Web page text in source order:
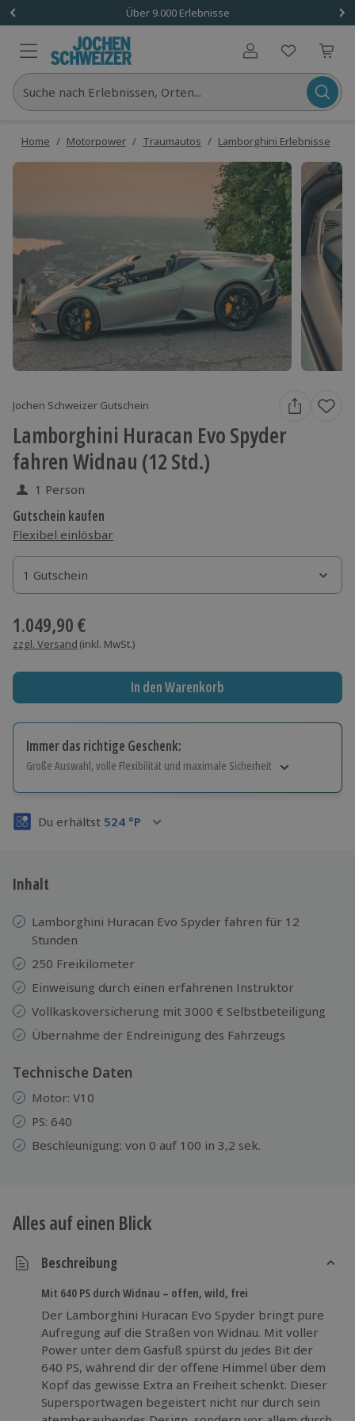
Über 9.000 Erlebnisse
Benutzerkonto
Suche nach Erlebnissen, Orten...
Home / Motorpower / Traumautos / Lamborghini Erlebnisse
Jochen Schweizer Gutschein
Lamborghini Huracan Evo Spyder
fahren Widnau (12 Std.)
1 Person
Gutschein kaufen
Flexibel einlösbar
1 Gutschein
1 Gutschein
1 Gutschein
1.049,90 €
zzgl. Versand (inkl. MwSt.)
In den Warenkorb
Immer das richtige Geschenk:
Große Auswahl, volle Flexibilität und maximale Sicherheit
Volle Flexibilität
3 Jahre gültig & verlängerbar.
Du erhältst 524 °P
Inhalt
Lamborghini Huracan Evo Spyder fahren für 12
Stunden
250 Freikilometer
Einweisung durch einen erfahrenen Instruktor
Vollkaskoversicherung mit 3000 € Selbstbeteiligung
Übernahme der Endreinigung des Fahrzeugs
Technische Daten
Motor: V10
PS: 640
Beschleunigung: von 0 auf 100 in 3,2 sek.
Alles auf einen Blick
Beschreibung
Mit 640 PS durch Widnau – offen, wild, frei
Der Lamborghini Huracan Evo Spyder bringt pure
Aufregung auf die Straßen von Widnau. Mit voller
Power unter dem Gasfuß spürst du jedes Bit der
640 PS, während dir der offene Himmel über dem
Kopf das gewisse Extra an Freiheit schenkt. Dieser
Supersportwagen begeistert nicht nur durch sein